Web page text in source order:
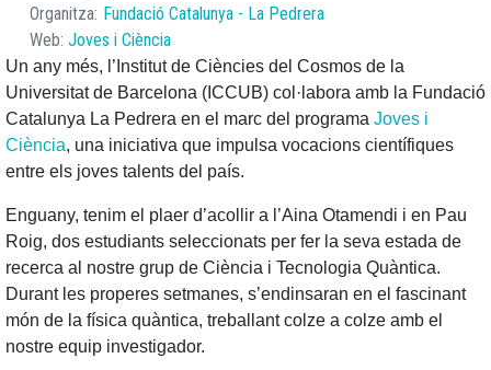
Organitza Fundació Catalunya - La Pedrera
Web Joves i Ciència
Un any més, l’Institut de Ciències del Cosmos de la
Universitat de Barcelona (ICCUB) col·labora amb la Fundació
Catalunya La Pedrera en el marc del programa Joves i
Ciència, una iniciativa que impulsa vocacions científiques
entre els joves talents del país.
Enguany, tenim el plaer d’acollir a l’Aina Otamendi i en Pau
Roig, dos estudiants seleccionats per fer la seva estada de
recerca al nostre grup de Ciència i Tecnologia Quàntica.
Durant les properes setmanes, s’endinsaran en el fascinant
món de la física quàntica, treballant colze a colze amb el
nostre equip investigador.